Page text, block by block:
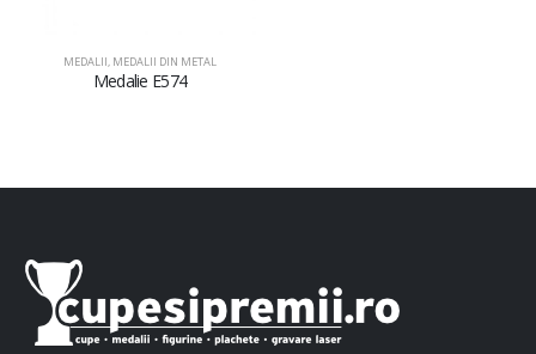
MEDALII, MEDALII DIN METAL
Medalie E574